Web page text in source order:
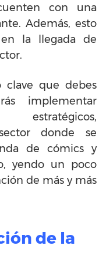
con una
Además, esto
la llegada de
que debes
implementar
donde se
de cómics y
yendo un poco
de más y más
de la